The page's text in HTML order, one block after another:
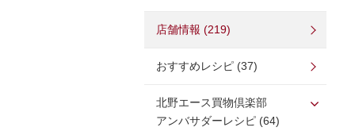
店舗情報 (219)
おすすめレシピ (37)
北野エース買物倶楽部
アンバサダーレシピ (64)